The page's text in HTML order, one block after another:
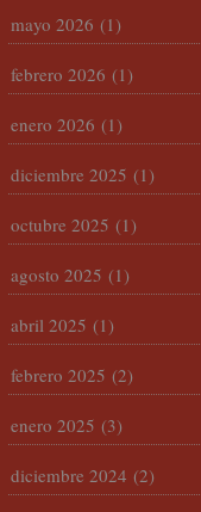
mayo 2026 (1)
febrero 2026 (1)
enero 2026 (1)
diciembre 2025 (1)
octubre 2025 (1)
agosto 2025 (1)
abril 2025 (1)
febrero 2025 (2)
enero 2025 (3)
diciembre 2024 (2)